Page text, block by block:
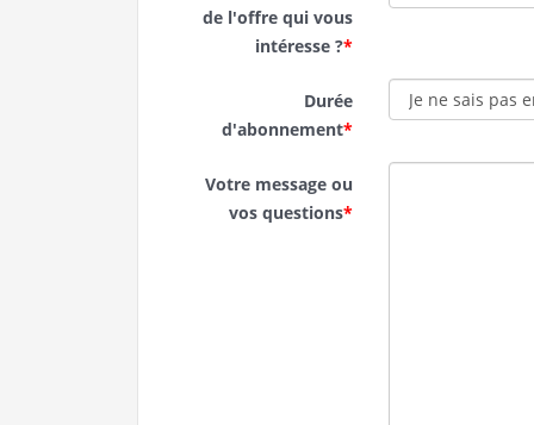
de l'offre qui vous
intéresse ?*
Durée
d'abonnement*
Votre message ou
vos questions*